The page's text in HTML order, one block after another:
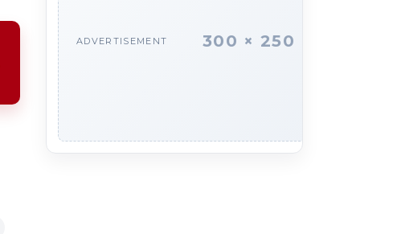
ADVERTISEMENT 300 × 250